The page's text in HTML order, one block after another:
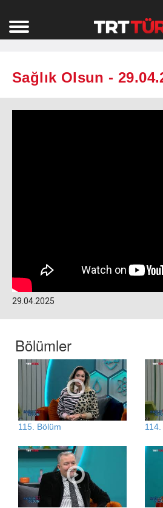
Sağlık Olsun -
29.04.2025
Bölümler
115. Bölüm